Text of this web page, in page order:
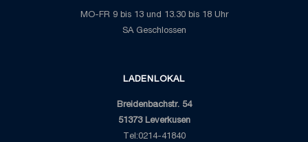
MO-FR 9 bis 13 und 13.30 bis 18 Uhr
SA Geschlossen
LADENLOKAL
Breidenbachstr. 54
51373 Leverkusen
Tel:0214-41840